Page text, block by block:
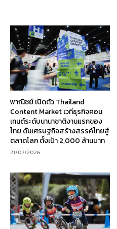
พาณิชย์ เปิดตัว Thailand
Content Market เวทีธุรกิจคอน
เทนต์ระดับนานาชาติงานแรกของ
ไทย ดันเศรษฐกิจสร้างสรรค์ไทยสู่
ตลาดโลก ตั้งเป้า 2,000 ล้านบาท
21/07/2026